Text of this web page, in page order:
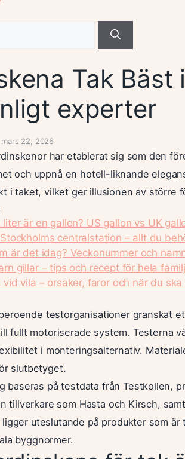
Tak Bäst
experter
22, 2026
har etablerat sig som den
och uppnå en hotell-liknande
i taket, vilket ger illusionen av större
liter är en gallon? US gallon vs UK
centralstation – allt du
är det idag? Veckonummer och
gillar – tips och recept för hela
vid vila – orsaker, faror och när du
testorganisationer granskat
fullt motoriserade system. Testerna
i monteringsalternativ.
slutbetyget.
baseras på testdata från Testkollen,
tillverkare som Hasta och Kirsch,
ligger uteslutande på produkter som
byggnormer.